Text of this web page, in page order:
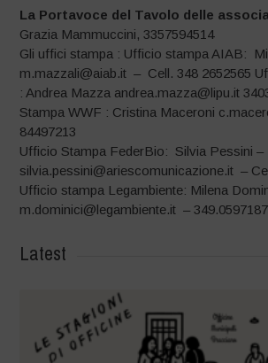
La Portavoce del Tavolo delle
Grazia Mammuccini, 3357594514
Gli uffici stampa : Ufficio stampa AIAB:
m.mazzali@aiab.it – Cell. 348 2652565
: Andrea Mazza andrea.mazza@lipu.it
Stampa WWF : Cristina Maceroni
84497213
Ufficio Stampa FederBio: Silvia Pessini –
silvia.pessini@ariescomunicazione.it –
Ufficio stampa Legambiente: Milena
m.dominici@legambiente.it – 349.0597187
Latest